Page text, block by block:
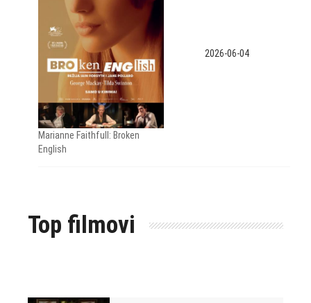
Marianne Faithfull: Broken
English
2026-06-04
Top filmovi